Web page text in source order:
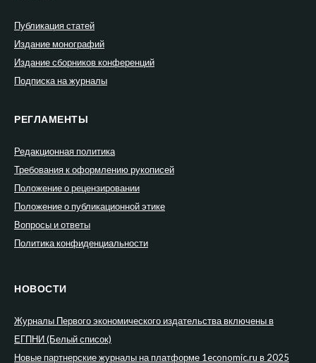
Публикация статей
Издание монографий
Издание сборников конференций
Подписка на журналы
РЕГЛАМЕНТЫ
Редакционная политика
Требования к оформлению рукописей
Положение о рецензировании
Положение о публикационной этике
Вопросы и ответы
Политика конфиденциальности
НОВОСТИ
Журналы Первого экономического издательства включены в
ЕГПНИ (Белый список)
Новые партнерские журналы на платформе 1economic.ru в 2025